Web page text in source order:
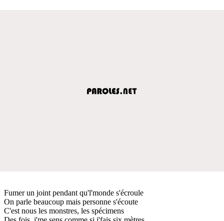
Fumer un joint pendant qu'l'monde s'écroule
On parle beaucoup mais personne s'écoute
C'est nous les monstres, les spécimens